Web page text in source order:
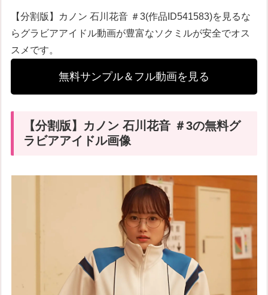
【分割版】カノン 石川花音 ＃3(作品ID541583)を見るな
らグラビアアイドル動画が豊富なソクミルが安全でオス
スメです。
無料サンプル＆フル動画を見る
【分割版】カノン 石川花音 ＃3の無料グ
ラビアアイドル画像